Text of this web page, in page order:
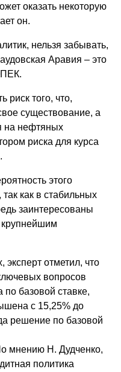
оказать некоторую
он.
нельзя забывать,
Аравия – это
риск того, что,
существование, а
на нефтяных
риска для курса
этого
как в стабильных
заинтересованы
эксперт отметил, что
вопросов
базовой ставке,
с 15,25% до
решение по базовой
мнению Н. Дудченко,
политика